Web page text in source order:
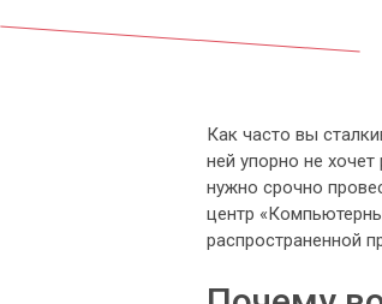
Как часто вы
ней упорно не
нужно срочно
центр
распространенной